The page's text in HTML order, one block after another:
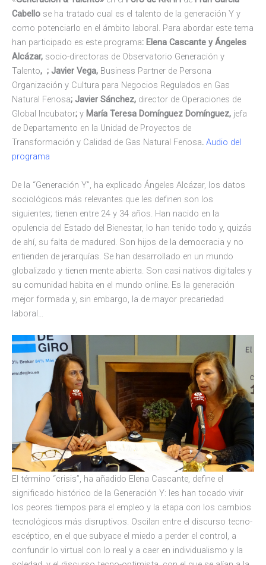
Cabello se ha tratado cual es el talento de la generación Y y
como potenciarlo en el ámbito laboral. Para abordar este tema
han participado es este programa: Elena Cascante y Ángeles
Alcázar, socio-directoras de Observatorio Generación y
Talento, ; Javier Vega, Business Partner de Persona
Organización y Cultura para Negocios Regulados en Gas
Natural Fenosa; Javier Sánchez, director de Operaciones de
Global Incubator; y María Teresa Domínguez Domínguez, jefa
de Departamento en la Unidad de Proyectos de
Transformación y Calidad de Gas Natural Fenosa. Audio del
programa
De la “Generación Y”, ha explicado Ángeles Alcázar, los datos
sociológicos más relevantes que les definen son los
siguientes; tienen entre 24 y 34 años. Han nacido en la
opulencia del Estado del Bienestar, lo han tenido todo y, quizás
de ahí, su falta de madured. Son hijos de la democracia y no
entienden de jerarquías. Se han desarrollado en un mundo
globalizado y tienen mente abierta. Son casi nativos digitales y
su comunidad habita en el mundo online. Es la generación
mejor formada y, sin embargo, la de mayor precariedad
laboral…
El término “crisis”, ha añadido Elena Cascante, define el
significado histórico de la Generación Y: les han tocado vivir
los peores tiempos para el empleo y la etapa con los cambios
tecnológicos más disruptivos. Oscilan entre el discurso tecno-
escéptico, en el que subyace el miedo a perder el control, a
confundir lo virtual con lo real y a caer en individualismo y la